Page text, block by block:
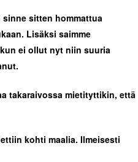
sitten hommattua
Lisäksi saimme
ei ollut nyt niin suuria
takaraivossa mietityttikin, että
kohti maalia. Ilmeisesti